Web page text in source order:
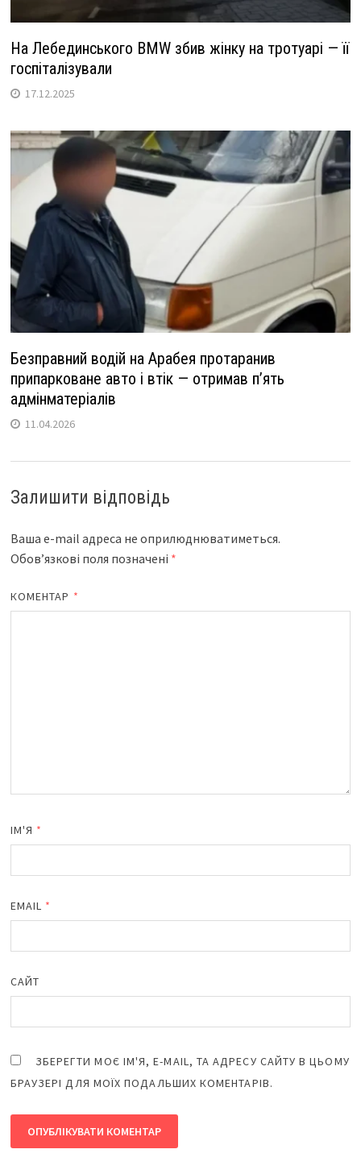
На Лебединського BMW збив жінку на тротуарі — її
госпіталізували
17.12.2025
Безправний водій на Арабея протаранив
припарковане авто і втік — отримав п’ять
адмінматеріалів
11.04.2026
Залишити відповідь
Ваша e-mail адреса не оприлюднюватиметься.
Обов’язкові поля позначені *
КОМЕНТАР *
ІМ'Я *
EMAIL *
САЙТ
ЗБЕРЕГТИ МОЄ ІМ'Я, E-MAIL, ТА АДРЕСУ САЙТУ В ЦЬОМУ
БРАУЗЕРІ ДЛЯ МОЇХ ПОДАЛЬШИХ КОМЕНТАРІВ.